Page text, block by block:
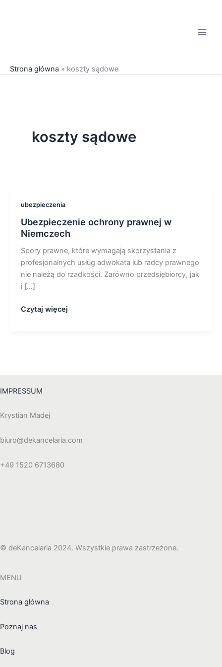
Strona główna » koszty sądowe
koszty sądowe
ubezpieczenia
Ubezpieczenie ochrony prawnej w
Niemczech
Spory prawne, które wymagają skorzystania z
profesjonalnych usług adwokata lub radcy prawnego
nie należą do rzadkości. Zarówno przedsiębiorcy, jak
i […]
Ubezpieczenie
prawnej
w
Niemczech
Czytaj więcej
IMPRESSUM
Krystian Madej
biuro@dekancelaria.com
+49 1520 6713680
© deKancelaria 2024. Wszystkie prawa zastrzeżone.
MENU
Strona główna
Poznaj nas
Blog